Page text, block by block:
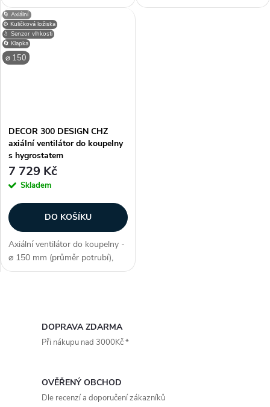
axiální konstrukce, průtok
vzduchu 230 m3/h, barva bílá,
příkon 23 W, napětí 230 V, krytí
IP X4, akustický tlak 40...
axiální konstrukce, průtok
⚙️ Kuličková ložiska
💧 Senzor vlhkosti
⌀ 150
🌀 Axiální
🔄 Klapka
DECOR 300 DESIGN CHZ
axiální ventilátor do koupelny
s hygrostatem
7 729 Kč
Skladem
DO KOŠÍKU
Axiální ventilátor do koupelny -
⌀ 150 mm (průměr potrubí),
axiální konstrukce, průtok
DOPRAVA ZDARMA
Při nákupu nad 3000Kč *
OVĚŘENÝ OBCHOD
Dle recenzí a doporučení zákazníků